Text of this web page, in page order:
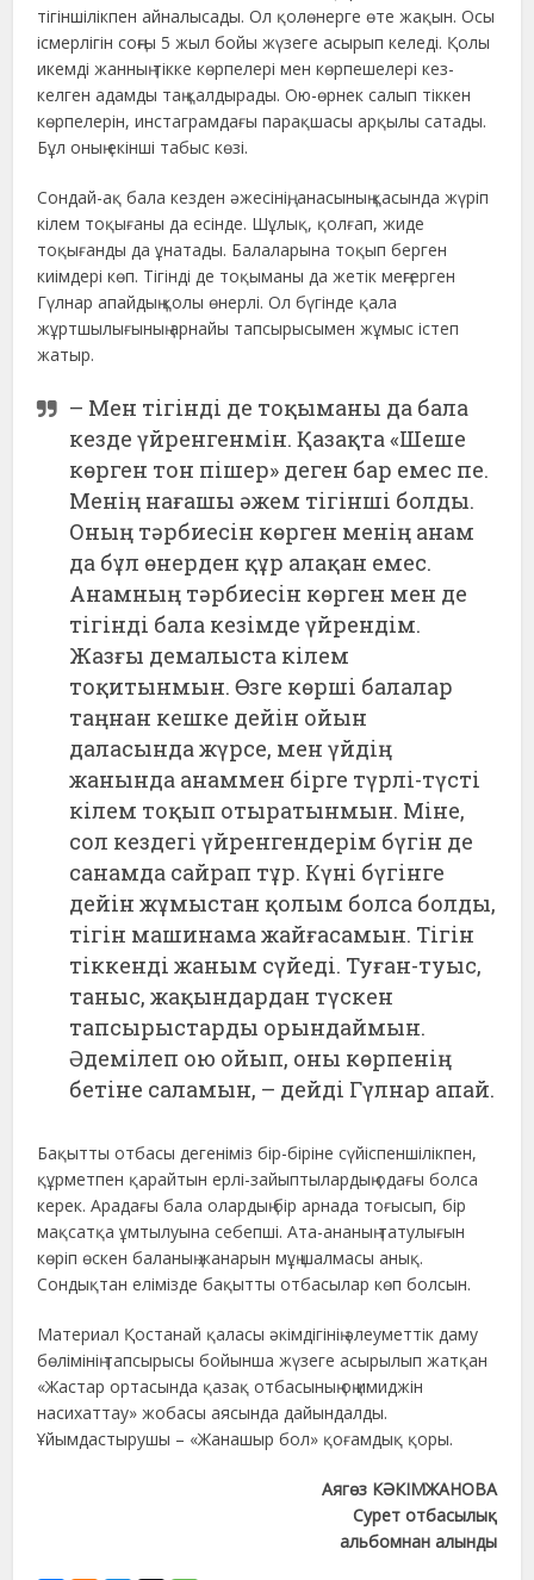
тігіншілікпен айналысады. Ол қолөнерге өте жақын. Осы
ісмерлігін соңғы 5 жыл бойы жүзеге асырып келеді. Қолы
икемді жанның тікке көрпелері мен көрпешелері кез-
келген адамды таң қалдырады. Ою-өрнек салып тіккен
көрпелерін, инстаграмдағы парақшасы арқылы сатады.
Бұл оның екінші табыс көзі.
Сондай-ақ бала кезден әжесінің, анасының қасында жүріп
кілем тоқығаны да есінде. Шұлық, қолғап, жиде
тоқығанды да ұнатады. Балаларына тоқып берген
киімдері көп. Тігінді де тоқыманы да жетік меңгерген
Гүлнар апайдың қолы өнерлі. Ол бүгінде қала
жұртшылығының арнайы тапсырысымен жұмыс істеп
жатыр.
– Мен тігінді де тоқыманы да бала
кезде үйренгенмін. Қазақта «Шеше
көрген тон пішер» деген бар емес пе.
Менің нағашы әжем тігінші болды.
Оның тәрбиесін көрген менің анам
да бұл өнерден құр алақан емес.
Анамның тәрбиесін көрген мен де
тігінді бала кезімде үйрендім.
Жазғы демалыста кілем
тоқитынмын. Өзге көрші балалар
таңнан кешке дейін ойын
даласында жүрсе, мен үйдің
жанында анаммен бірге түрлі-түсті
кілем тоқып отыратынмын. Міне,
сол кездегі үйренгендерім бүгін де
санамда сайрап тұр. Күні бүгінге
дейін жұмыстан қолым болса болды,
тігін машинама жайғасамын. Тігін
тіккенді жаным сүйеді. Туған-туыс,
таныс, жақындардан түскен
тапсырыстарды орындаймын.
Әдемілеп ою ойып, оны көрпенің
бетіне саламын, – дейді Гүлнар апай.
Бақытты отбасы дегеніміз бір-біріне сүйіспеншілікпен,
құрметпен қарайтын ерлі-зайыптылардың одағы болса
керек. Арадағы бала олардың бір арнада тоғысып, бір
мақсатқа ұмтылуына себепші. Ата-ананың татулығын
көріп өскен баланың жанарын мұң шалмасы анық.
Сондықтан елімізде бақытты отбасылар көп болсын.
Материал Қостанай қаласы әкімдігінің әлеуметтік даму
бөлімінің тапсырысы бойынша жүзеге асырылып жатқан
«Жастар ортасында қазақ отбасының оң имиджін
насихаттау» жобасы аясында дайындалды.
Ұйымдастырушы – «Жанашыр бол» қоғамдық қоры.
Аягөз КӘКІМЖАНОВА
Сурет отбасылық
альбомнан алынды